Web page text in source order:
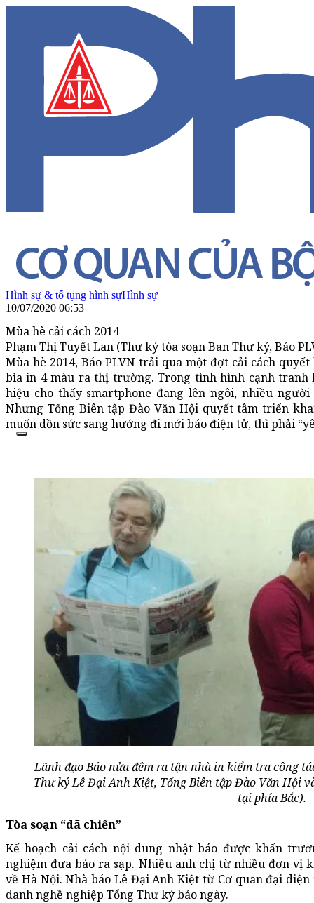
Hình sự & tố tụng hình sựHình sự
10/07/2020 06:53
Mùa hè cải cách 2014
Phạm Thị Tuyết Lan (Thư ký tòa soạn Ban Thư ký, Báo
Mùa hè 2014, Báo PLVN trải qua một đợt cải cách
bìa in 4 màu ra thị trường. Trong tình hình cạnh
hiệu cho thấy smartphone đang lên ngôi, nhiều
Nhưng Tổng Biên tập Đào Văn Hội quyết tâm triển
muốn dồn sức sang hướng đi mới báo điện tử, thì phải
Lãnh đạo Báo nửa đêm ra tận nhà in kiểm tra công
Thư ký Lê Đại Anh Kiệt, Tổng Biên tập Đào Văn Hội
tại phía Bắc).
Tòa soạn “dã chiến”
Kế hoạch cải cách nội dung nhật báo được khẩn
nghiệm đưa báo ra sạp. Nhiều anh chị từ nhiều đơn vị
về Hà Nội. Nhà báo Lê Đại Anh Kiệt từ Cơ quan đại
danh nghề nghiệp Tổng Thư ký báo ngày.